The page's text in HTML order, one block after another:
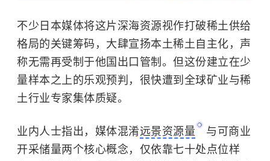
不少日本媒体将这片深海资源视作打破稀土供给
格局的关键筹码，大肆宣扬本土稀土自主化，声
称无需再受制于他国出口管制。但这份建立在少
量样本之上的乐观预判，很快遭到全球矿业与稀
土行业专家集体质疑。
业内人士指出，媒体混淆远景资源量
与可商业
开采储量两个核心概念，仅依靠七十处点位样